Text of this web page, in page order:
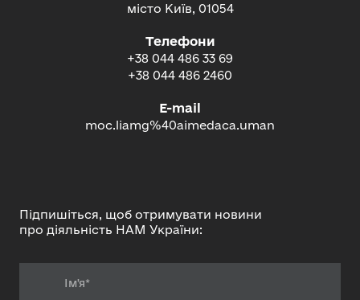
місто Київ, 01054
Телефони
+38 044 486 33 69
+38 044 486 2460
E-mail
moc.liamg%40aimedaca.uman
Підпишіться, щоб отримувати новини
про діяльність НАМ України: